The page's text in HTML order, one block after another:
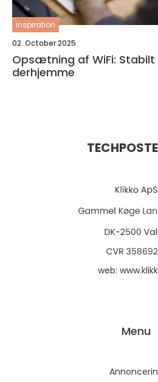
inspiration
02. October 2025
Opsætning af WiFi:
derhjemme
web:
Menu